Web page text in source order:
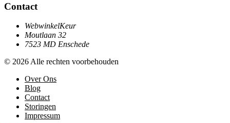
Contact
WebwinkelKeur
Moutlaan 32
7523 MD Enschede
© 2026 Alle rechten voorbehouden
Over Ons
Blog
Contact
Storingen
Impressum